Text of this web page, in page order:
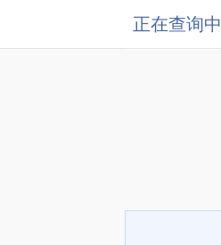
正在查询中